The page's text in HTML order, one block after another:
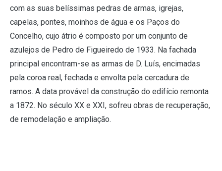
com as suas belíssimas pedras de armas, igrejas,
capelas, pontes, moinhos de água e os Paços do
Concelho, cujo átrio é composto por um conjunto de
azulejos de Pedro de Figueiredo de 1933. Na fachada
principal encontram-se as armas de D. Luís, encimadas
pela coroa real, fechada e envolta pela cercadura de
ramos. A data provável da construção do edifício remonta
a 1872. No século XX e XXI, sofreu obras de recuperação,
de remodelação e ampliação.